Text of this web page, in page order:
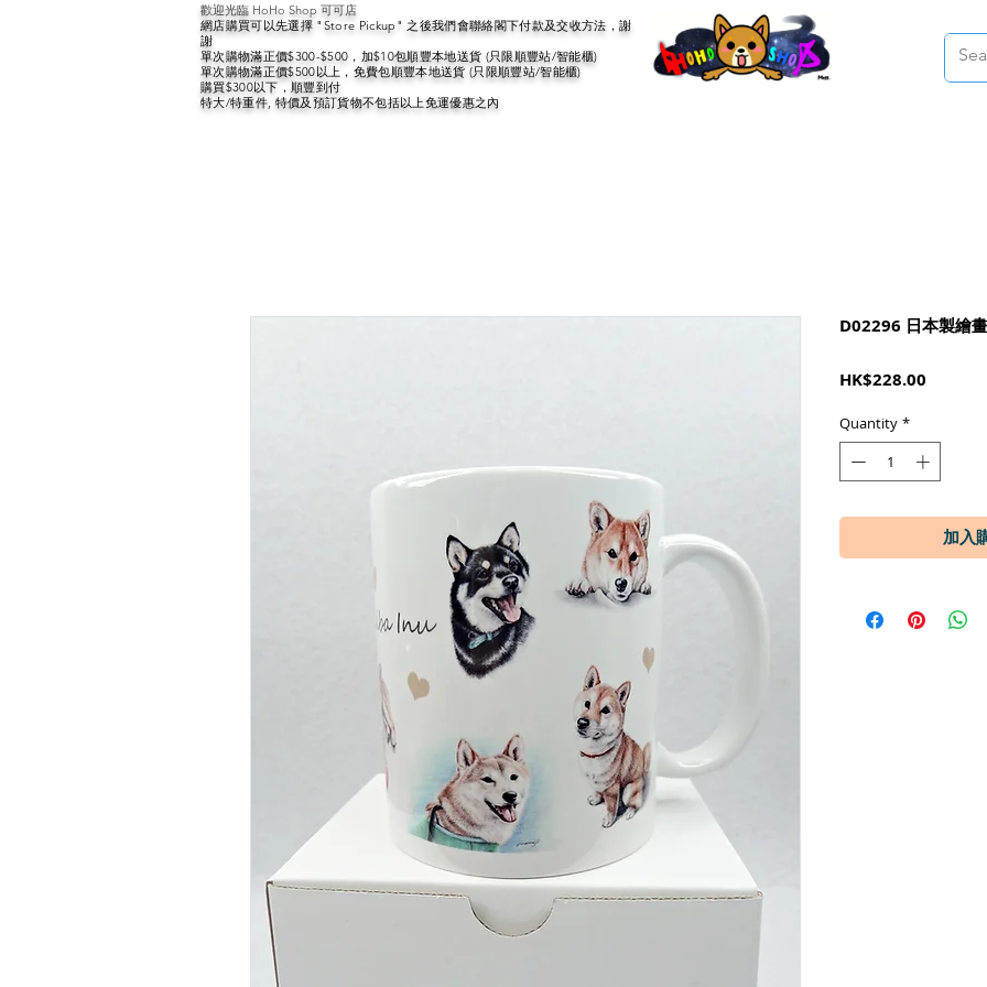
歡迎光臨 HoHo Shop 可可店
網店購買可以先選擇 "Store Pickup" 之後我們會聯絡閣下付款及交收方法，謝
謝
單次購物滿正價$300-$500，加$10包順豐本地送貨 (只限順豐站/智能櫃)
單次購物滿正價$500以上，免費包順豐本地送貨 (只限順豐站/智能櫃)
購買$300以下，順豐到付
特大/特重件, 特價及預訂貨物不包括以上免運優惠之內
D02296 日本製繪
HK$228.00
Quantity *